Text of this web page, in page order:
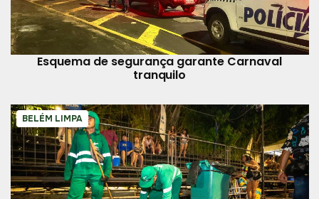
Esquema de segurança garante Carnaval
tranquilo
BELÉM LIMPA